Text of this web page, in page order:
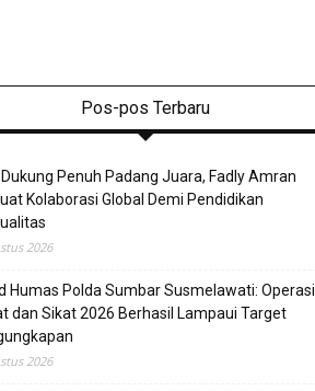
Pos-pos Terbaru
Dukung Penuh Padang Juara, Fadly Amran
Kolaborasi Global Demi Pendidikan
2026
Humas Polda Sumbar Susmelawati: Operasi
dan Sikat 2026 Berhasil Lampaui Target
2026